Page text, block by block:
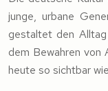
junge, urbane
gestaltet den Alltag
dem Bewahren
heute so sichtbar